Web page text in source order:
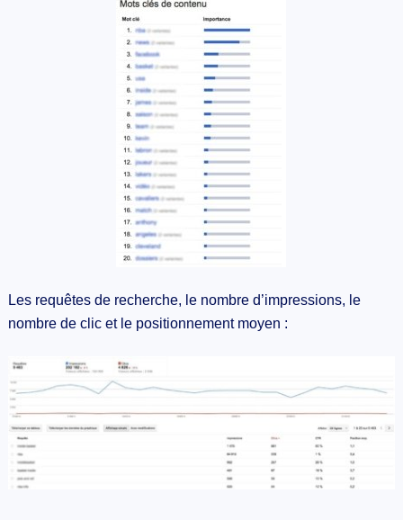
Les requêtes de recherche, le nombre d’impressions, le
nombre de clic et le positionnement moyen :